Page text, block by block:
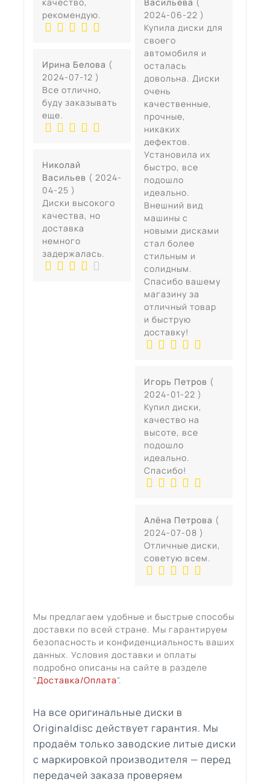
рекомендую.
Ирина Белова (
2024-07-12 )
Все отлично,
буду заказывать
еще.
Николай
Васильев ( 2024-
04-25 )
Диски высокого
качества, но
доставка
немного
задержалась.
2024-06-22 )
Купила диски для
своего
автомобиля и
осталась
довольна. Диски
очень
качественные,
прочные,
никаких
дефектов.
Установила их
быстро, все
подошло
идеально.
Внешний вид
машины с
новыми дисками
стал более
стильным и
солидным.
Спасибо вашему
магазину за
отличный товар
и быструю
доставку!
Игорь Петров (
2024-01-22 )
Купил диски,
качество на
высоте, все
подошло
идеально.
Спасибо!
Алёна Петрова (
2024-07-08 )
Отличные диски,
советую всем.
Мы предлагаем удобные и быстрые способы
доставки по всей стране. Мы гарантируем
безопасность и конфиденциальность ваших
данных. Условия доставки и оплаты
подробно описаны на сайте в разделе
"Доставка/Оплата".
На все оригинальные диски в
Originaldisc действует гарантия. Мы
продаём только заводские литые диски
с маркировкой производителя — перед
передачей заказа проверяем